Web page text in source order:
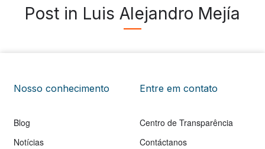
Post in Luis Alejandro Mejía
Nosso conhecimento
Blog
Notícias
Entre em contato
Centro de Transparência
Contáctanos